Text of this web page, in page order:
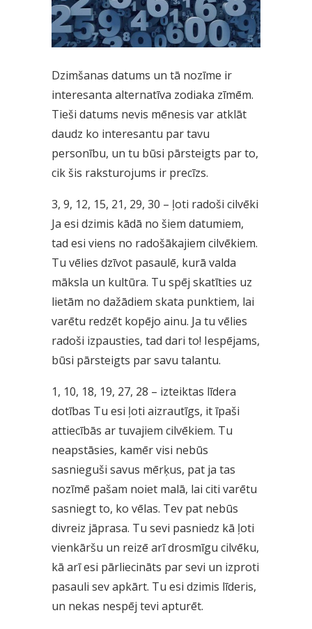
Dzimšanas datums un tā nozīme ir
interesanta alternatīva zodiaka zīmēm.
Tieši datums nevis mēnesis var atklāt
daudz ko interesantu par tavu
personību, un tu būsi pārsteigts par to,
cik šis raksturojums ir precīzs.
3, 9, 12, 15, 21, 29, 30 – ļoti radoši cilvēki
Ja esi dzimis kādā no šiem datumiem,
tad esi viens no radošākajiem cilvēkiem.
Tu vēlies dzīvot pasaulē, kurā valda
māksla un kultūra. Tu spēj skatīties uz
lietām no dažādiem skata punktiem, lai
varētu redzēt kopējo ainu. Ja tu vēlies
radoši izpausties, tad dari to! Iespējams,
būsi pārsteigts par savu talantu.
1, 10, 18, 19, 27, 28 – izteiktas līdera
dotības Tu esi ļoti aizrautīgs, it īpaši
attiecībās ar tuvajiem cilvēkiem. Tu
neapstāsies, kamēr visi nebūs
sasnieguši savus mērķus, pat ja tas
nozīmē pašam noiet malā, lai citi varētu
sasniegt to, ko vēlas. Tev pat nebūs
divreiz jāprasa. Tu sevi pasniedz kā ļoti
vienkāršu un reizē arī drosmīgu cilvēku,
kā arī esi pārliecināts par sevi un izproti
pasauli sev apkārt. Tu esi dzimis līderis,
un nekas nespēj tevi apturēt.